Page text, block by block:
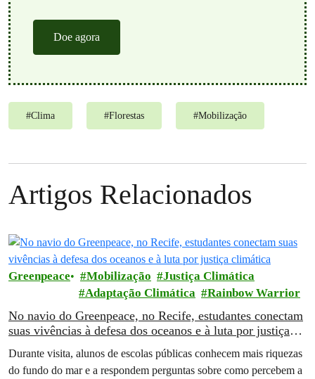
Doe agora
#Clima #Florestas #Mobilização
Artigos Relacionados
Greenpeace Mobilização
Justiça Climática
Adaptação Climática
Rainbow Warrior
No navio do Greenpeace, no Recife, estudantes conectam
suas vivências à defesa dos oceanos e à luta por justiça
Durante visita, alunos de escolas públicas conhecem mais riquezas
do fundo do mar e a respondem perguntas sobre como percebem a